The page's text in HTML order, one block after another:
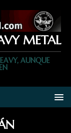
METAL
AUNQUE